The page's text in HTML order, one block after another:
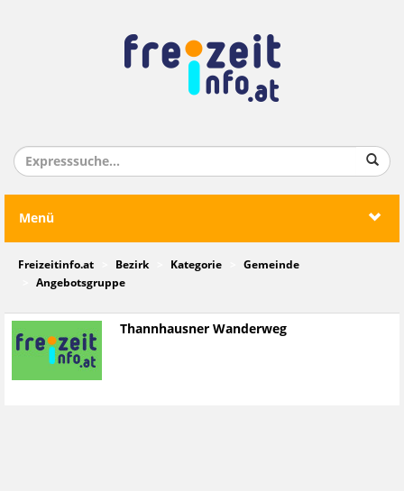
Menü
Freizeitinfo.at Bezirk Kategorie
Gemeinde
Angebotsgruppe
Thannhausner Wanderweg